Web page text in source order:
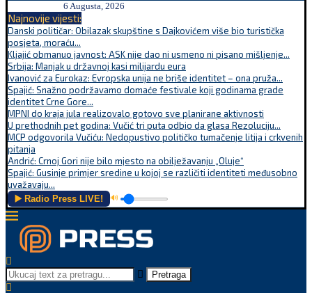
6 Augusta, 2026
Najnovije vijesti:
Danski političar: Obilazak skupštine s Dajkovićem više bio turistička
posjeta, moraću...
Kljajić obmanuo javnost: ASK nije dao ni usmeno ni pisano mišljenje...
Srbija: Manjak u državnoj kasi milijardu eura
Ivanović za Eurokaz: Evropska unija ne briše identitet – ona pruža...
Spajić: Snažno podržavamo domaće festivale koji godinama grade
identitet Crne Gore...
MPNI do kraja jula realizovalo gotovo sve planirane aktivnosti
U prethodnih pet godina: Vučić tri puta odbio da glasa Rezoluciju...
MCP odgovorila Vučiću: Nedopustivo političko tumačenje litija i crkvenih
pitanja
Andrić: Crnoj Gori nije bilo mjesto na obilježavanju „Oluje“
Spajić: Gusinje primjer sredine u kojoj se različiti identiteti međusobno
uvažavaju...
▶️ Radio Press LIVE! 🔊
Pretraga